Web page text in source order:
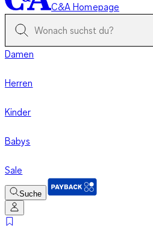
C&A Homepage
Damen
Herren
Kinder
Babys
Sale
Suche